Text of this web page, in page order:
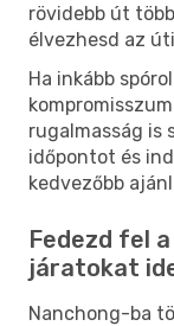
rövidebb út
élvezhesd az
Ha inkább
rugalmasság is
időpontot és
kedvezőbb
Fedezd fel
járatokat
Nanchong-ba